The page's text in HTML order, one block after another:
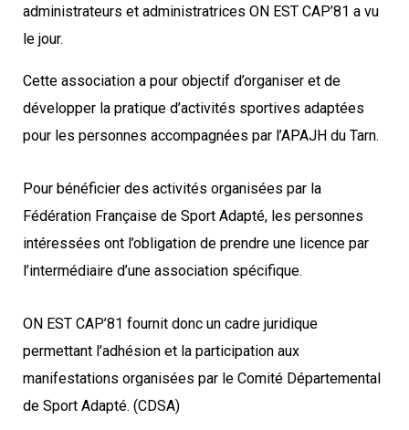
administrateurs et administratrices ON EST CAP’81 a vu
le jour.
Cette association a pour objectif d’organiser et de
développer la pratique d’activités sportives adaptées
pour les personnes accompagnées par l’APAJH du Tarn.
Pour bénéficier des activités organisées par la
Fédération Française de Sport Adapté, les personnes
intéressées ont l’obligation de prendre une licence par
l’intermédiaire d’une association spécifique.
ON EST CAP’81 fournit donc un cadre juridique
permettant l’adhésion et la participation aux
manifestations organisées par le Comité Départemental
de Sport Adapté. (CDSA)